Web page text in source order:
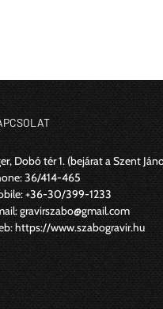
Dobó tér 1.(bejárat a Szent
36/414-465
+36-30/399-1233
gravirszabo@gmail.com
https://www.szabogravir.hu